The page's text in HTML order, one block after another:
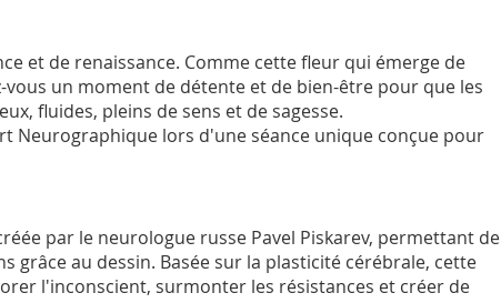
et de renaissance. Comme cette fleur qui émerge de
un moment de détente et de bien-être pour que les
fluides, pleins de sens et de sagesse.
Neurographique lors d'une séance unique conçue pour
par le neurologue russe Pavel Piskarev, permettant de
grâce au dessin. Basée sur la plasticité cérébrale, cette
l'inconscient, surmonter les résistances et créer de